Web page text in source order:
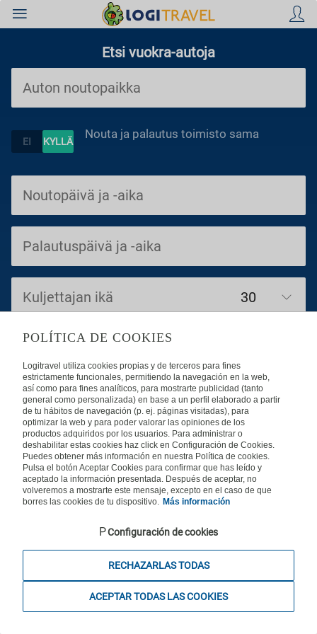
Hotellit
Lennot
Äkkilähdöt
Autot
Karibia
Rantahotellit
Etsi vuokra-autoja
Nouta ja palautus toimisto sama
Kuljettajan ikä
Puhelinpalvelu
09 31 579 401
Maanantaista perjantaihin klo 10.00-16.00. La ja pyhäpäivät suljettu.
Travelsteps Oy, rekisteröity matkatoimisto Y-tunnus 2559611-1, KuVi
2843/13/U - Kaikki oikeudet pidätetään.
POLÍTICA DE COOKIES
Logitravel utiliza cookies propias y de terceros para fines
estrictamente funcionales, permitiendo la navegación en la web,
así como para fines analíticos, para mostrarte publicidad (tanto
general como personalizada) en base a un perfil elaborado a partir
de tu hábitos de navegación (p. ej. páginas visitadas), para
optimizar la web y para poder valorar las opiniones de los
productos adquiridos por los usuarios. Para administrar o
deshabilitar estas cookies haz click en Configuración de Cookies.
Puedes obtener más información en nuestra Política de cookies.
Pulsa el botón Aceptar Cookies para confirmar que has leído y
aceptado la información presentada. Después de aceptar, no
volveremos a mostrarte este mensaje, excepto en el caso de que
borres las cookies de tu dispositivo. Más información
Configuración de cookies
RECHAZARLAS TODAS
ACEPTAR TODAS LAS COOKIES